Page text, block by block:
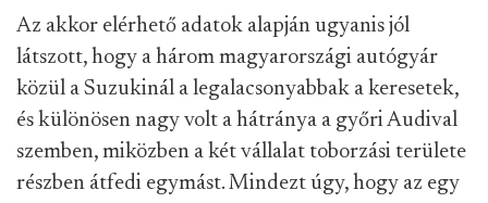
Az akkor elérhető adatok alapján ugyanis jól
látszott, hogy a három magyarországi autógyár
közül a Suzukinál a legalacsonyabbak a keresetek,
és különösen nagy volt a hátránya a győri Audival
szemben, miközben a két vállalat toborzási területe
részben átfedi egymást. Mindezt úgy, hogy az egy